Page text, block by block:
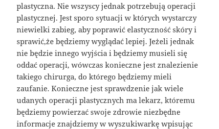
plastyczna. Nie wszyscy jednak potrzebują operacji
plastycznej. Jest sporo sytuacji w których wystarczy
niewielki zabieg, aby poprawić elastyczność skóry i
sprawić,że będziemy wyglądać lepiej. Jeżeli jednak
nie będzie innego wyjścia i będziemy musieli się
oddać operacji, wówczas konieczne jest znalezienie
takiego chirurga, do którego będziemy mieli
zaufanie. Konieczne jest sprawdzenie jak wiele
udanych operacji plastycznych ma lekarz, któremu
będziemy powierzać swoje zdrowie niezbędne
informacje znajdziemy w wyszukiwarkę wpisując